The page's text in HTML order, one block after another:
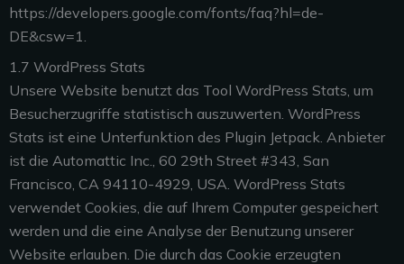
https://developers.google.com/fonts/faq?hl=de-
DE&csw=1.
1.7 WordPress Stats
Unsere Website benutzt das Tool WordPress Stats, um
Besucherzugriffe statistisch auszuwerten. WordPress
Stats ist eine Unterfunktion des Plugin Jetpack. Anbieter
ist die Automattic Inc., 60 29th Street #343, San
Francisco, CA 94110-4929, USA. WordPress Stats
verwendet Cookies, die auf Ihrem Computer gespeichert
werden und die eine Analyse der Benutzung unserer
Website erlauben. Die durch das Cookie erzeugten